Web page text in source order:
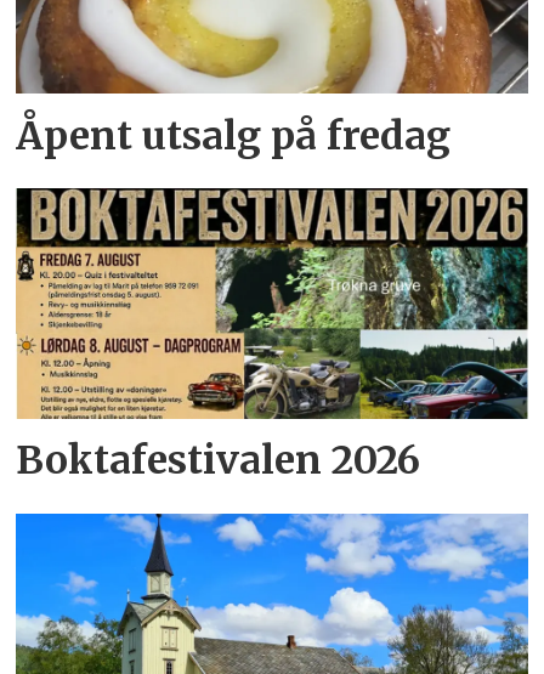
Åpent utsalg på fredag
Boktafestivalen 2026